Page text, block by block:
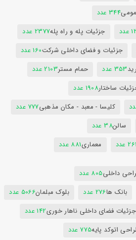
344 عدد
جزئیات پله و راه پله2377 عدد
جزئیات و فضای داخلی شرکت160 عدد
353 عدد حمام مستر2103 عدد
ساختار1908 عدد
کلیسا - معبد - مکان مذهبی777 عدد
سالن38 عدد
261 عدد معماری881 عدد
داخلی805 عدد
بانک ها276 عدد بلوک مبلمان5066 عدد
جزئیات فضای داخلی ناهار خوری142 عدد
اتوکد پایه775 عدد